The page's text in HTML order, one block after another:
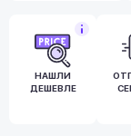
НАШЛИ
ДЕШЕВЛЕ